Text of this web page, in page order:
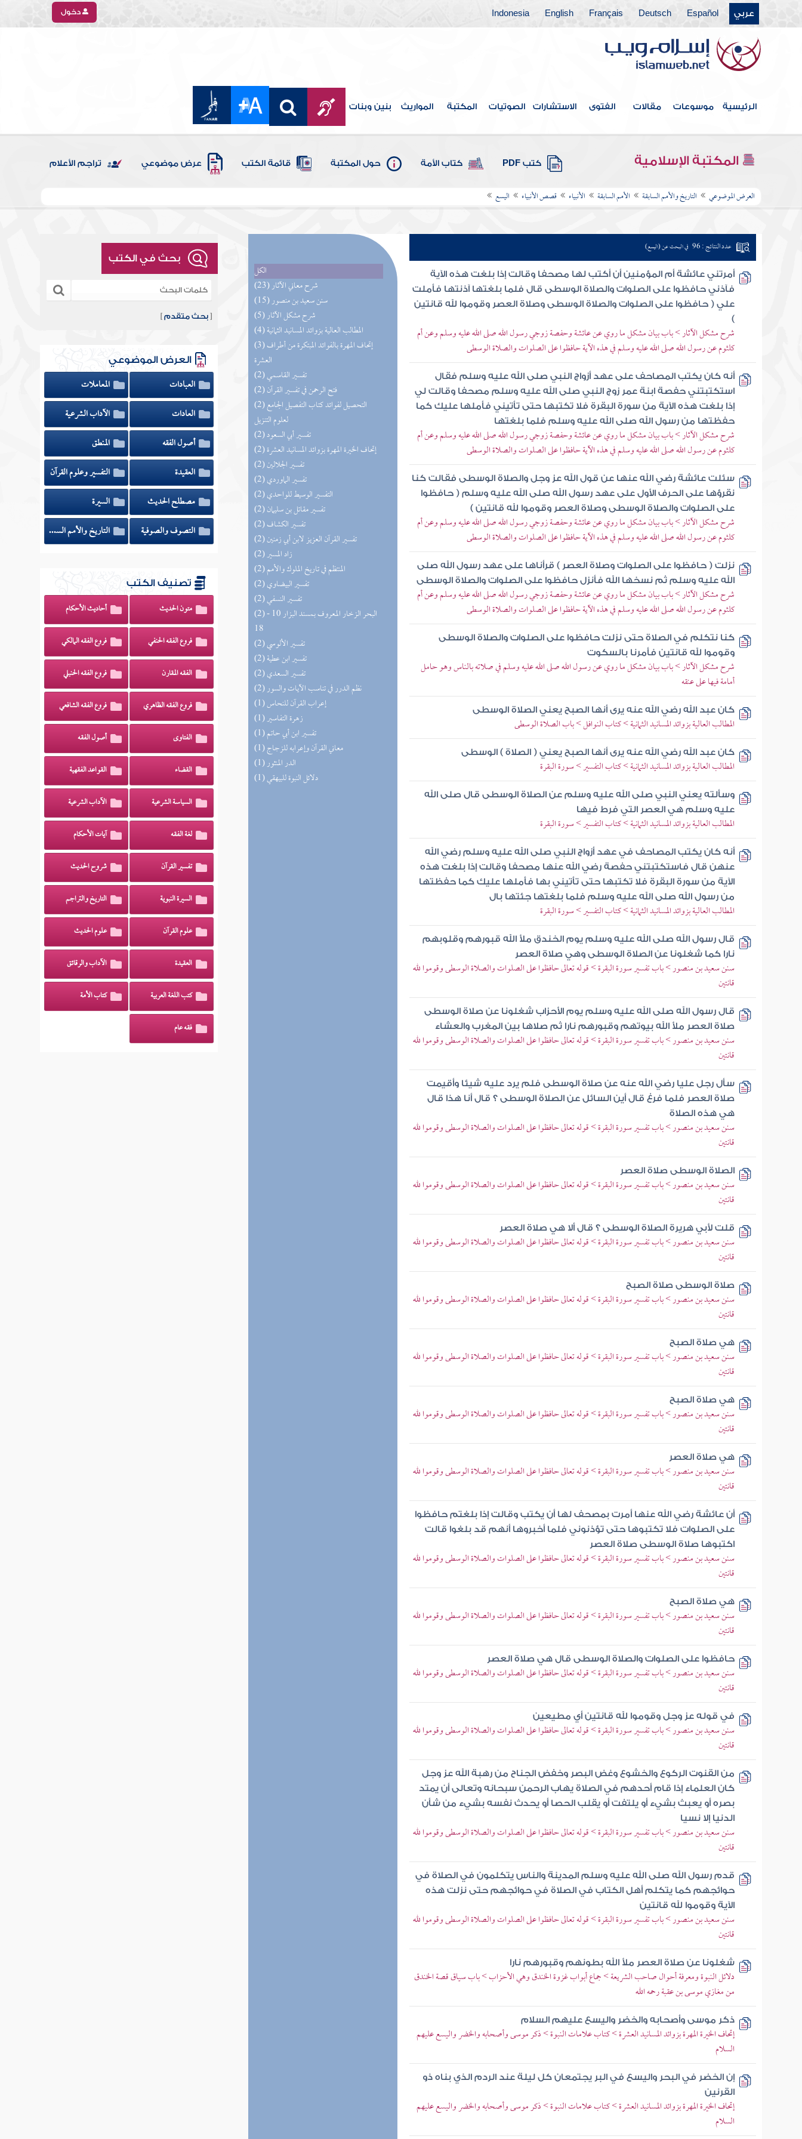
عربي Español
Deutsch
Français
English
Indonesia دخول
الرئيسية موسوعات مقالات الفتوى الاستشارات الصوتيات المكتبة المواريث بنين وبنات
المكتبة الإسلامية كتب PDF كتاب الأمة حول المكتبة قائمة الكتب عرض موضوعي تراجم الأعلام
العرض الموضوعي التاريخ والأمم السابقة الأمم السابقة الأنبياء قصص الأنبياء اليسع
الكل
(23) شرح معاني الآثار
(15) سنن سعيد بن منصور
(5) شرح مشكل الآثار
(4) المطالب العالية بزوائد المسانيد الثمانية
(3) إتحاف المهرة بالفوائد المبتكرة من أطراف
العشرة
(2) تفسير القاسمي
(2) فتح الرحمن في تفسير القرآن
(2) التحصيل لفوائد كتاب التفصيل الجامع
لعلوم التنزيل
(2) تفسير أبي السعود
(2) إتحاف الخيرة المهرة بزوائد المسانيد العشرة
(2) تفسير الجلالين
(2) تفسير الماوردي
(2) التفسير الوسيط للواحدي
(2) تفسير مقاتل بن سليمان
(2) تفسير الكشاف
(2) تفسير القرآن العزيز لابن أبي زمنين
(2) زاد المسير
(2) المنتظم في تاريخ الملوك والأمم
(2) تفسير البيضاوي
(2) تفسير النسفي
(2) البحر الزخار المعروف بمسند البزار 10 -
18
(2) تفسير الألوسي
(2) تفسير ابن عطية
(2) تفسير السعدي
(2) نظم الدرر في تناسب الآيات والسور
(1) إعراب القرآن للنحاس
(1) زهرة التفاسير
(1) تفسير ابن أبي حاتم
(1) معاني القرآن وإعرابه للزجاج
(1) الدر المنثور
(1) دلائل النبوة للبيهقي
عدد النتائج : 96 في البحث عن (اليسع)
أمرتني عائشة أم المؤمنين أن أكتب لها مصحفا وقالت إذا بلغت هذه الآية
فآذني حافظوا على الصلوات والصلاة الوسطى قال فلما بلغتها آذنتها فأملت
علي ( حافظوا على الصلوات والصلاة الوسطى وصلاة العصر وقوموا لله قانتين
)
شرح مشكل الآثار > باب بيان مشكل ما روي عن عائشة وحفصة زوجي رسول الله صلى الله عليه وسلم وعن أم
كلثوم عن رسول الله صلى الله عليه وسلم في هذه الآية حافظوا على الصلوات والصلاة الوسطى
أنه كان يكتب المصاحف على عهد أزواج النبي صلى الله عليه وسلم فقال
استكتبتني حفصة ابنة عمر زوج النبي صلى الله عليه وسلم مصحفا وقالت لي
إذا بلغت هذه الآية من سورة البقرة فلا تكتبها حتى تأتيني فأملها عليك كما
حفظتها من رسول الله صلى الله عليه وسلم فلما بلغتها
شرح مشكل الآثار > باب بيان مشكل ما روي عن عائشة وحفصة زوجي رسول الله صلى الله عليه وسلم وعن أم
كلثوم عن رسول الله صلى الله عليه وسلم في هذه الآية حافظوا على الصلوات والصلاة الوسطى
سئلت عائشة رضي الله عنها عن قول الله عز وجل والصلاة الوسطى فقالت كنا
نقرؤها على الحرف الأول على عهد رسول الله صلى الله عليه وسلم ( حافظوا
على الصلوات والصلاة الوسطى وصلاة العصر وقوموا لله قانتين )
شرح مشكل الآثار > باب بيان مشكل ما روي عن عائشة وحفصة زوجي رسول الله صلى الله عليه وسلم وعن أم
كلثوم عن رسول الله صلى الله عليه وسلم في هذه الآية حافظوا على الصلوات والصلاة الوسطى
نزلت ( حافظوا على الصلوات وصلاة العصر ) قرأناها على عهد رسول الله صلى
الله عليه وسلم ثم نسخها الله فأنزل حافظوا على الصلوات والصلاة الوسطى
شرح مشكل الآثار > باب بيان مشكل ما روي عن عائشة وحفصة زوجي رسول الله صلى الله عليه وسلم وعن أم
كلثوم عن رسول الله صلى الله عليه وسلم في هذه الآية حافظوا على الصلوات والصلاة الوسطى
كنا نتكلم في الصلاة حتى نزلت حافظوا على الصلوات والصلاة الوسطى
وقوموا لله قانتين فأمرنا بالسكوت
شرح مشكل الآثار > باب بيان مشكل ما روي عن رسول الله صلى الله عليه وسلم في صلاته بالناس وهو حامل
أمامة فيها على عنقه
كان عبد الله رضي الله عنه يرى أنها الصبح يعني الصلاة الوسطى
المطالب العالية بزوائد المسانيد الثمانية > كتاب النوافل > باب الصلاة الوسطى
كان عبد الله رضي الله عنه يرى أنها الصبح يعني ( الصلاة ) الوسطى
المطالب العالية بزوائد المسانيد الثمانية > كتاب التفسير > سورة البقرة
وسألته يعني النبي صلى الله عليه وسلم عن الصلاة الوسطى قال صلى الله
عليه وسلم هي العصر التي فرط فيها
المطالب العالية بزوائد المسانيد الثمانية > كتاب التفسير > سورة البقرة
أنه كان يكتب المصاحف في عهد أزواج النبي صلى الله عليه وسلم رضي الله
عنهن قال فاستكتبتني حفصة رضي الله عنها مصحفا وقالت إذا بلغت هذه
الآية من سورة البقرة فلا تكتبها حتى تأتيني بها فأملها عليك كما حفظتها
من رسول الله صلى الله عليه وسلم فلما بلغتها جئتها بال
المطالب العالية بزوائد المسانيد الثمانية > كتاب التفسير > سورة البقرة
قال رسول الله صلى الله عليه وسلم يوم الخندق ملأ الله قبورهم وقلوبهم
نارا كما شغلونا عن الصلاة الوسطى وهي صلاة العصر
سنن سعيد بن منصور > باب تفسير سورة البقرة > قوله تعالى حافظوا على الصلوات والصلاة الوسطى وقوموا لله
قانتين
قال رسول الله صلى الله عليه وسلم يوم الأحزاب شغلونا عن صلاة الوسطى
صلاة العصر ملأ الله بيوتهم وقبورهم نارا ثم صلاها بين المغرب والعشاء
سنن سعيد بن منصور > باب تفسير سورة البقرة > قوله تعالى حافظوا على الصلوات والصلاة الوسطى وقوموا لله
قانتين
سأل رجل عليا رضي الله عنه عن صلاة الوسطى فلم يرد عليه شيئا وأقيمت
صلاة العصر فلما فرغ قال أين السائل عن الصلاة الوسطى ؟ قال أنا هذا قال
هي هذه الصلاة
سنن سعيد بن منصور > باب تفسير سورة البقرة > قوله تعالى حافظوا على الصلوات والصلاة الوسطى وقوموا لله
قانتين
الصلاة الوسطى صلاة العصر
سنن سعيد بن منصور > باب تفسير سورة البقرة > قوله تعالى حافظوا على الصلوات والصلاة الوسطى وقوموا لله
قانتين
قلت لأبي هريرة الصلاة الوسطى ؟ قال ألا هي صلاة العصر
سنن سعيد بن منصور > باب تفسير سورة البقرة > قوله تعالى حافظوا على الصلوات والصلاة الوسطى وقوموا لله
قانتين
صلاة الوسطى صلاة الصبح
سنن سعيد بن منصور > باب تفسير سورة البقرة > قوله تعالى حافظوا على الصلوات والصلاة الوسطى وقوموا لله
قانتين
هي صلاة الصبح
سنن سعيد بن منصور > باب تفسير سورة البقرة > قوله تعالى حافظوا على الصلوات والصلاة الوسطى وقوموا لله
قانتين
هي صلاة الصبح
سنن سعيد بن منصور > باب تفسير سورة البقرة > قوله تعالى حافظوا على الصلوات والصلاة الوسطى وقوموا لله
قانتين
هي صلاة العصر
سنن سعيد بن منصور > باب تفسير سورة البقرة > قوله تعالى حافظوا على الصلوات والصلاة الوسطى وقوموا لله
قانتين
أن عائشة رضي الله عنها أمرت بمصحف لها أن يكتب وقالت إذا بلغتم حافظوا
على الصلوات فلا تكتبوها حتى تؤذنوني فلما أخبروها أنهم قد بلغوا قالت
اكتبوها صلاة الوسطى صلاة العصر
سنن سعيد بن منصور > باب تفسير سورة البقرة > قوله تعالى حافظوا على الصلوات والصلاة الوسطى وقوموا لله
قانتين
هي صلاة الصبح
سنن سعيد بن منصور > باب تفسير سورة البقرة > قوله تعالى حافظوا على الصلوات والصلاة الوسطى وقوموا لله
قانتين
حافظوا على الصلوات والصلاة الوسطى قال هي صلاة العصر
سنن سعيد بن منصور > باب تفسير سورة البقرة > قوله تعالى حافظوا على الصلوات والصلاة الوسطى وقوموا لله
قانتين
في قوله عز وجل وقوموا لله قانتين أي مطيعين
سنن سعيد بن منصور > باب تفسير سورة البقرة > قوله تعالى حافظوا على الصلوات والصلاة الوسطى وقوموا لله
قانتين
من القنوت الركوع والخشوع وغض البصر وخفض الجناح من رهبة الله عز وجل
كان العلماء إذا قام أحدهم في الصلاة يهاب الرحمن سبحانه وتعالى أن يمتد
بصره أو يعبث بشيء أو يلتفت أو يقلب الحصا أو يحدث نفسه بشيء من شأن
الدنيا إلا نسيا
سنن سعيد بن منصور > باب تفسير سورة البقرة > قوله تعالى حافظوا على الصلوات والصلاة الوسطى وقوموا لله
قانتين
قدم رسول الله صلى الله عليه وسلم المدينة والناس يتكلمون في الصلاة في
حوائجهم كما يتكلم أهل الكتاب في الصلاة في حوائجهم حتى نزلت هذه
الآية وقوموا لله قانتين
سنن سعيد بن منصور > باب تفسير سورة البقرة > قوله تعالى حافظوا على الصلوات والصلاة الوسطى وقوموا لله
قانتين
شغلونا عن صلاة العصر ملأ الله بطونهم وقبورهم نارا
دلائل النبوة ومعرفة أحوال صاحب الشريعة > جماع أبواب غزوة الخندق وهي الأحزاب > باب سياق قصة الخندق
من مغازي موسى بن عقبة رحمه الله
ذكر موسى وأصحابه والخضر واليسع عليهم السلام
إتحاف الخيرة المهرة بزوائد المسانيد العشرة > كتاب علامات النبوة > ذكر موسى وأصحابه والخضر واليسع عليهم
السلام
إن الخضر في البحر واليسع في البر يجتمعان كل ليلة عند الردم الذي بناه ذو
القرنين
إتحاف الخيرة المهرة بزوائد المسانيد العشرة > كتاب علامات النبوة > ذكر موسى وأصحابه والخضر واليسع عليهم
السلام
بحث في الكتب
[بحث متقدم ]
العرض الموضوعي
العبادات
المعاملات
العادات
الآداب الشرعية
أصول الفقه
المنطق
العقيدة
التفسير وعلوم القرآن
مصطلح الحديث
السيرة
التصوف والصوفية
التاريخ والأمم السابقة
تصنيف الكتب
متون الحديث أحاديث الأحكام
فروع الفقه الحنفي فروع الفقه المالكي
الفقه المقارن فروع الفقه الحنبلي
فروع الفقه الظاهري فروع الفقه الشافعي
الفتاوى أصول الفقه
القضاء القواعد الفقهية
السياسة الشرعية الآداب الشرعية
لغة الفقه آيات الأحكام
تفسير القرآن شروح الحديث
السيرة النبوية التاريخ والتراجم
علوم القرآن علوم الحديث
العقيدة الآداب والرقائق
كتب اللغة العربية كتاب الأمة
فقه عام